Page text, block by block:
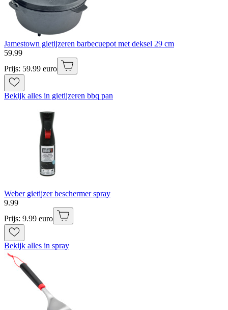
Jamestown gietijzeren barbecuepot met deksel 29 cm
59.99
Prijs: 59.99 euro
Bekijk alles in gietijzeren bbq pan
Weber gietijzer beschermer spray
9.99
Prijs: 9.99 euro
Bekijk alles in spray